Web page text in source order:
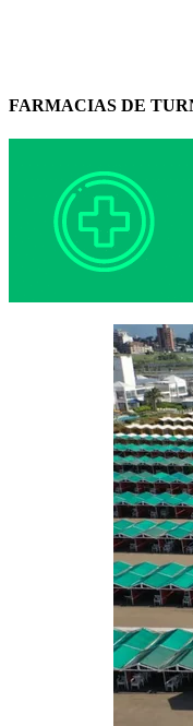
FARMACIAS DE